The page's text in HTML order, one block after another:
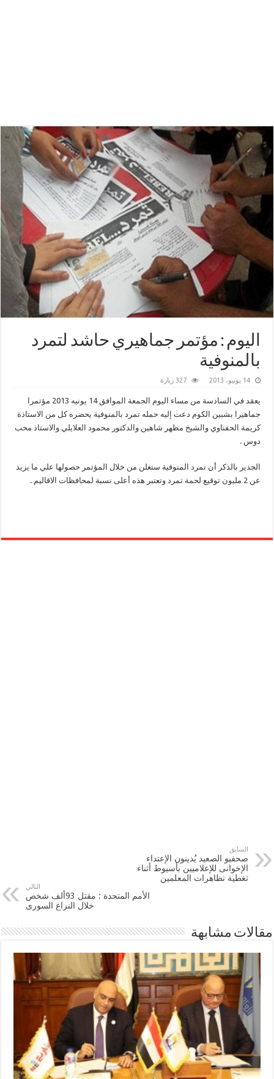
اليوم : مؤتمر جماهيري حاشد لتمرد
بالمنوفية
14 يونيو، 2013 327 زيارة
يعقد في السادسة من مساء اليوم الجمعة الموافق 14 يونيه 2013 مؤتمرا
جماهيرا بشبين الكوم دعت إليه حمله تمرد بالمنوفية يحضره كل من الاستاذة
كريمة الحفناوي والشيخ مظهر شاهين والدكتور محمود العلايلي والاستاذ محب
دوس .
الجدير بالذكر أن تمرد المنوفية ستعلن من خلال المؤتمر حصولها علي ما يزيد
عن 2 مليون توقيع لحمة تمرد وتعتبر هذه أعلى نسبة لمحافظات الاقاليم .
السابق
صحفيو الصعيد يُدينون الإعتداء
الإخوانى للإعلاميين بأسيوط أثناء
تغطية تظاهرات المعلمين
التالي
الأمم المتحدة : مقتل 93ألف شخص
خلال النزاع السورى
مقالات مشابهة